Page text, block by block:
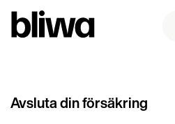
Avsluta din försäkring